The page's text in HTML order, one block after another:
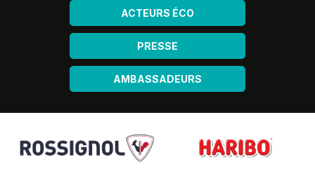
ACTEURS ÉCO
PRESSE
AMBASSADEURS